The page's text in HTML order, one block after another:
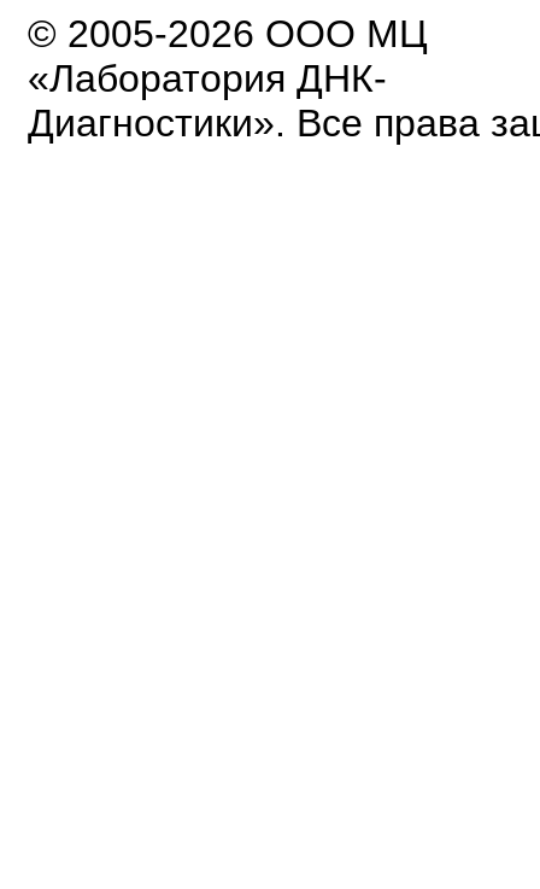
© 2005-2026 ООО МЦ
«Лаборатория ДНК-
Диагностики». Все права